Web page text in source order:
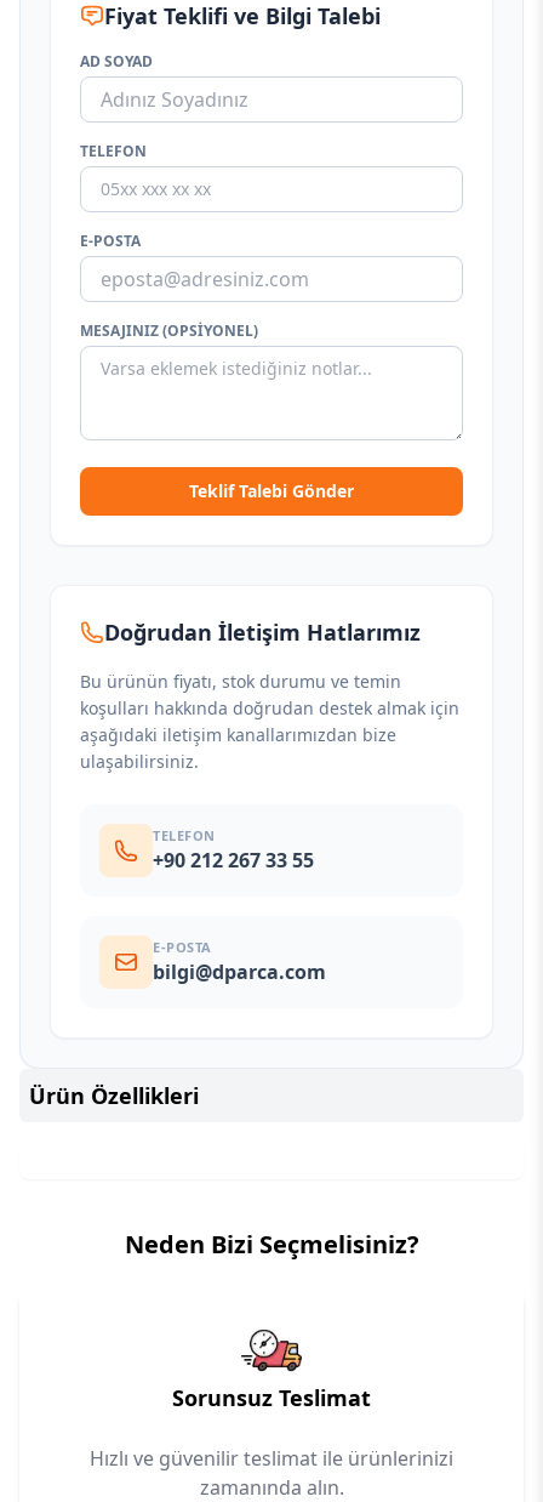
Fiyat Teklifi ve Bilgi Talebi
AD SOYAD
TELEFON
E-POSTA
MESAJINIZ (OPSIYONEL)
Teklif Talebi Gönder
Doğrudan İletişim Hatlarımız
Bu ürünün fiyatı, stok durumu ve temin
koşulları hakkında doğrudan destek almak için
aşağıdaki iletişim kanallarımızdan bize
ulaşabilirsiniz.
TELEFON
+90 212 267 33 55
E-POSTA
bilgi@dparca.com
Ürün Özellikleri
Neden Bizi Seçmelisiniz?
Sorunsuz Teslimat
Hızlı ve güvenilir teslimat ile ürünlerinizi
zamanında alın.